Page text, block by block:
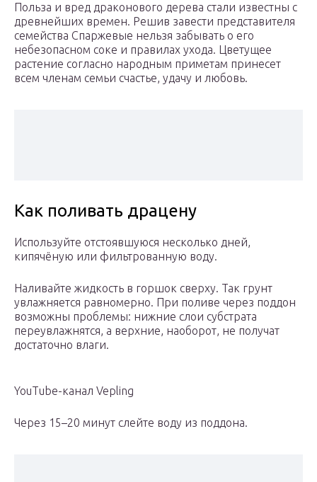
Польза и вред драконового дерева стали известны с
древнейших времен. Решив завести представителя
семейства Спаржевые нельзя забывать о его
небезопасном соке и правилах ухода. Цветущее
растение согласно народным приметам принесет
всем членам семьи счастье, удачу и любовь.
Как поливать драцену
Используйте отстоявшуюся несколько дней,
кипячёную или фильтрованную воду.
Наливайте жидкость в горшок сверху. Так грунт
увлажняется равномерно. При поливе через поддон
возможны проблемы: нижние слои субстрата
переувлажнятся, а верхние, наоборот, не получат
достаточно влаги.
YouTube-канал Vepling
Через 15–20 минут слейте воду из поддона.